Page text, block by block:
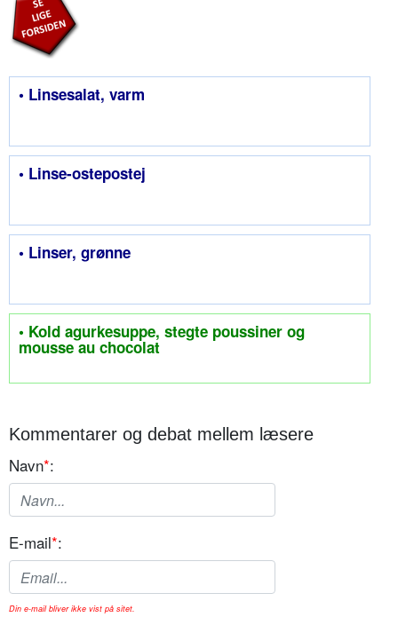
• Linsesalat, varm
• Linse-ostepostej
• Linser, grønne
• Kold agurkesuppe, stegte poussiner og
mousse au chocolat
Kommentarer og debat mellem læsere
Navn*:
E-mail*:
Din e-mail bliver ikke vist på sitet.